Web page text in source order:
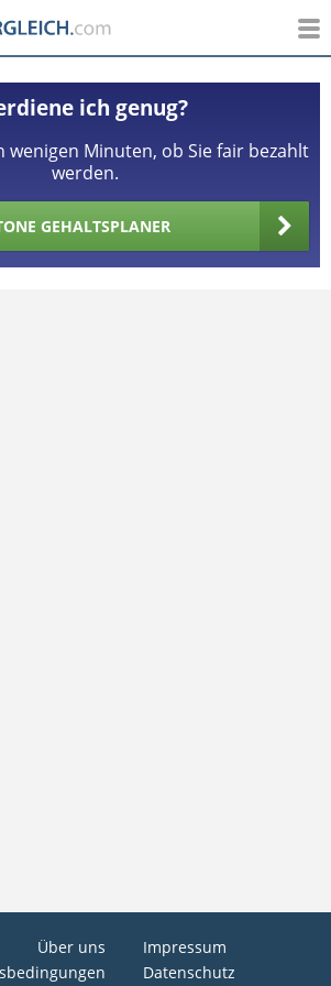
ich genug?
wenigen Minuten, ob Sie fair bezahlt
werden.
GEHALTSPLANER
Über uns
Impressum
Datenschutz